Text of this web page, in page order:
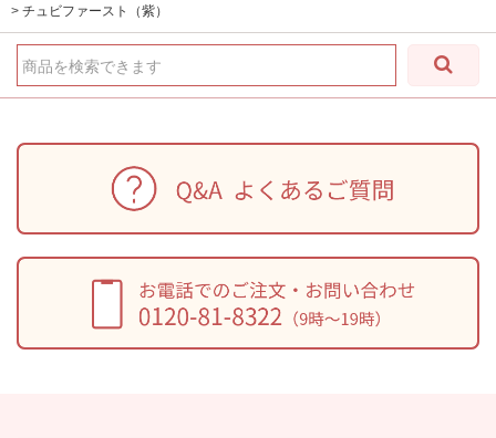
> チュビファースト（紫）
商品を検索できます